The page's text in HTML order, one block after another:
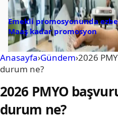
Emekli promosyonunda
Maaş kadar promosyon
Anasayfa›Gündem›2026
durum ne?
2026 PMYO
durum ne?